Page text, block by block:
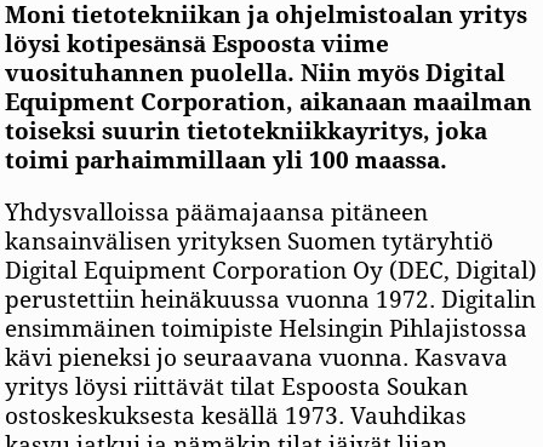
Moni tietotekniikan ja ohjelmistoalan yritys
löysi kotipesänsä Espoosta viime
vuosituhannen puolella. Niin myös Digital
Equipment Corporation, aikanaan maailman
toiseksi suurin tietotekniikkayritys, joka
toimi parhaimmillaan yli 100 maassa.
Yhdysvalloissa päämajaansa pitäneen
kansainvälisen yrityksen Suomen tytäryhtiö
Digital Equipment Corporation Oy (DEC, Digital)
perustettiin heinäkuussa vuonna 1972. Digitalin
ensimmäinen toimipiste Helsingin Pihlajistossa
kävi pieneksi jo seuraavana vuonna. Kasvava
yritys löysi riittävät tilat Espoosta Soukan
ostoskeskuksesta kesällä 1973. Vauhdikas